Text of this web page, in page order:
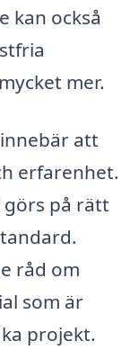
kan också
mer.
att
erfarenhet.
på rätt
råd om
som är
projekt.